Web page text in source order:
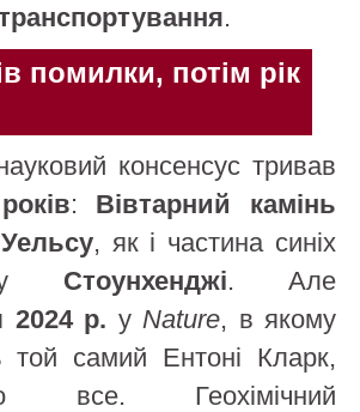
.
помилки, потім рік
консенсус тривав
: Вівтарний камінь
Уельсу, як і частина синіх
у Стоунхенджі. Але
2024 р. у Nature, в якому
той самий Ентоні Кларк,
все. Геохімічний